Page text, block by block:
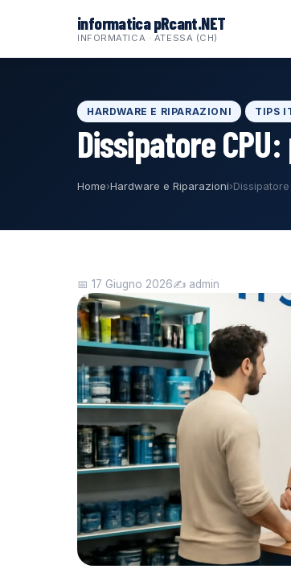
informatica pRcant.NET
INFORMATICA · ATESSA (CH)
HARDWARE E RIPARAZIONI TIPS
Dissipatore
Home›Hardware e Riparazioni›
📅 17 Giugno 2026✍️ admin